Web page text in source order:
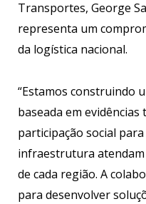
Transportes, George
representa um
da logística nacional.
“Estamos construindo
baseada em
participação social
infraestrutura atendam
de cada região. A
para desenvolver